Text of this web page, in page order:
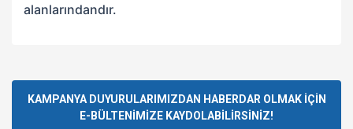
alanlarındandır.
Yorum Yaz
kullanarak tarafımıza iletebilirsiniz.
Görüş ve önerileriniz için teşekkür ederiz.
KAMPANYA DUYURULARIMIZDAN HABERDAR OLMAK İÇİN
E-BÜLTENİMİZE KAYDOLABİLİRSİNİZ!